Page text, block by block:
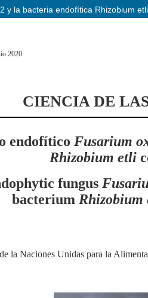
y la bacteria endofítica Rhizobium